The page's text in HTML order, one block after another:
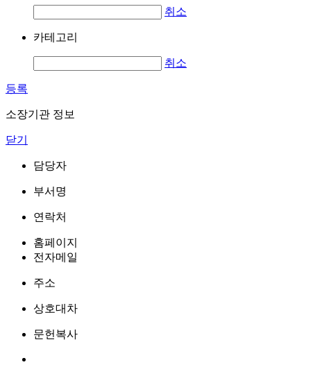
취소
카테고리
취소
등록
소장기관 정보
닫기
담당자
부서명
연락처
홈페이지
전자메일
주소
상호대차
문헌복사